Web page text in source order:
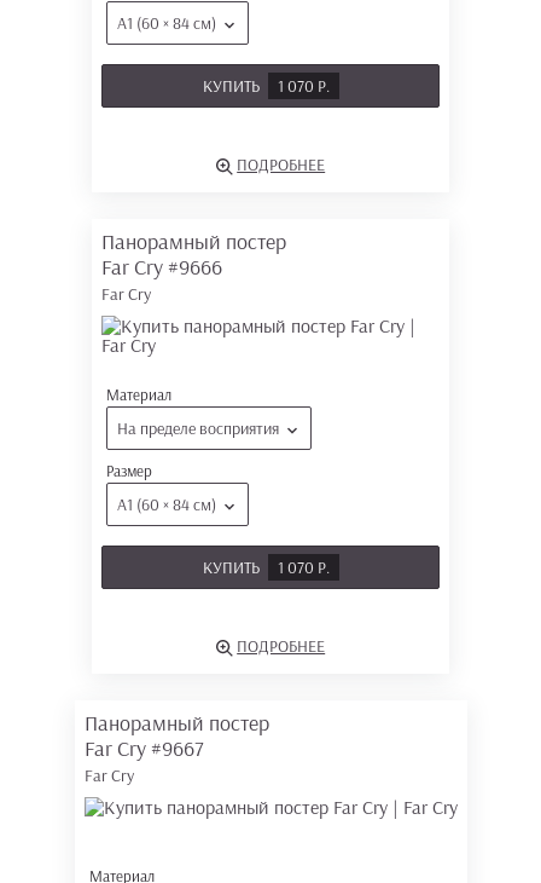
А1 (60 × 84 см)
КУПИТЬ 1 070 Р.
ПОДРОБНЕЕ
Панорамный постер
Far Cry #9666
Far Cry
Материал
На пределе восприятия
Размер
А1 (60 × 84 см)
КУПИТЬ 1 070 Р.
ПОДРОБНЕЕ
Панорамный постер
Far Cry #9667
Far Cry
Материал